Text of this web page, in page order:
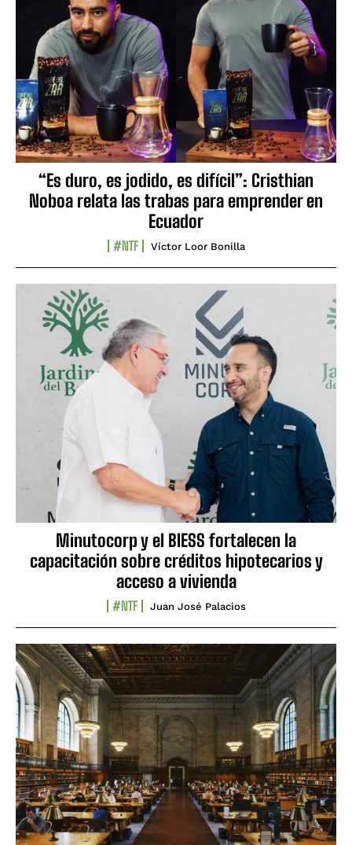
“Es duro, es jodido, es difícil”: Cristhian
Noboa relata las trabas para emprender en
Ecuador
#NTF Víctor Loor Bonilla
Minutocorp y el BIESS fortalecen la
capacitación sobre créditos hipotecarios y
acceso a vivienda
#NTF Juan José Palacios